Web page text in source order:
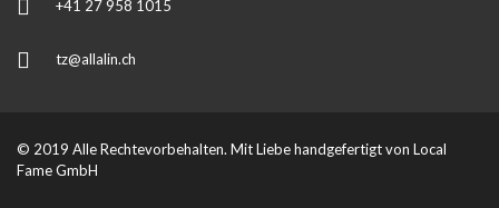
+41 27 958 1015
tz@allalin.ch
© 2019 Alle Rechtevorbehalten. Mit Liebe handgefertigt von Local
Fame GmbH